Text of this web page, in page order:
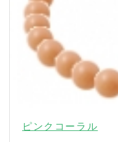
ピンクコーラル